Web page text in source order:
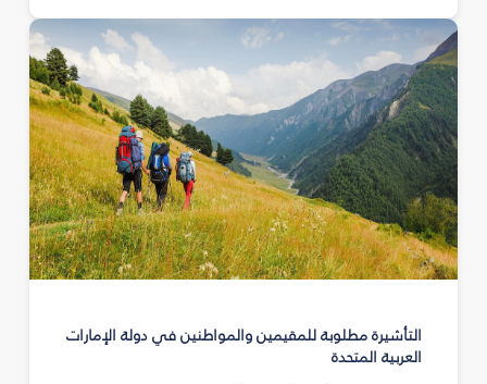
التأشيرة مطلوبة للمقيمين والمواطنين في دولة الإمارات
العربية المتحدة